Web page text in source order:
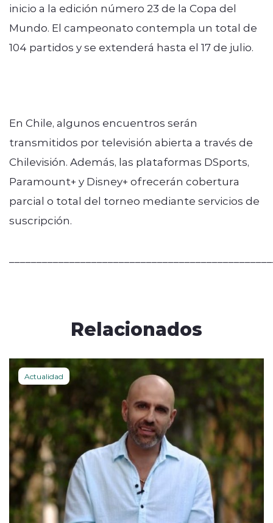
inicio a la edición número 23 de la Copa del
Mundo. El campeonato contempla un total de
104 partidos y se extenderá hasta el 17 de julio.
En Chile, algunos encuentros serán
transmitidos por televisión abierta a través de
Chilevisión. Además, las plataformas DSports,
Paramount+ y Disney+ ofrecerán cobertura
parcial o total del torneo mediante servicios de
suscripción.
Relacionados
Actualidad